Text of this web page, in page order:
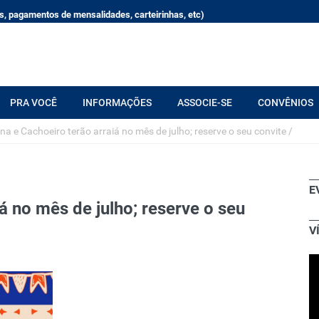
pagamentos de mensalidades, carteirinhas, etc)
PRA VOCÊ INFORMAÇÕES ASSOCIE-SE CONVÊNIOS
e Cachoeiro terão arraiá no mês de julho; reserve o seu convite /
no mês de julho; reserve o seu